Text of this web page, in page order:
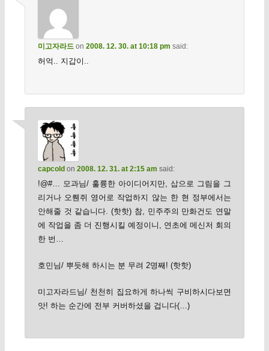
미고자라드on 2008. 12. 30. at 10:18 pm said:
허억.. 지갑이..
capcoldon 2008. 12. 31. at 2:15 am said:
!@#… 모과님/ 훌륭한 아이디어지만, 삽으로 그림을 그
리거나 오뤤쥐 영어로 작업하지 않는 한 현 정부에서는
안해줄 것 같습니다. (핫핫) 참, 민주주의 만화건도 연말
에 작업을 좀 더 진행시킬 예정이니, 연초에 메신저 회의
한 번…
호민님/ 뿌듯해 하시는 분 무려 2명째! (핫핫)
미고자라드님/ 천천히 집요하게 하나씩 구비하시다보면
앗! 하는 순간에 전부 커버하셨을 겁니다(…)